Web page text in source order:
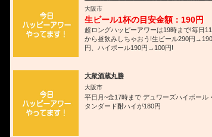
大阪市
生ビール1杯の目安金額：190円
超ロングハッピーアワーは19時まで!毎日
から昼飲みしちゃおう!生ビール290円→190
円、ハイボール190円→100円!
大衆酒蔵丸勝
大阪市
平日月~金17時まで デュワーズハイボール
タンダード酎ハイが180円